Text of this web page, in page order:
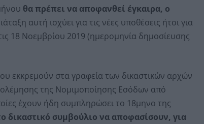
θα πρέπει να αποφανθεί έγκαιρα, ο
αυτή ισχύει για τις νέες υποθέσεις ήτοι για
18 Νοεμβρίου 2019 (ημερομηνία δημοσίευσης
εκκρεμούν στα γραφεία των δικαστικών αρχών
της Νομιμοποίησης Εσόδων από
έχουν ήδη συμπληρώσει το 18μηνο της
δικαστικό συμβούλιο να αποφασίσουν, για